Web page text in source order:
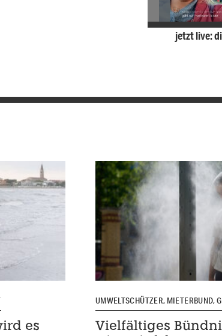
jetzt live:
es
UMWELTSCHÜTZER, MIETERBUND,
Vielfältiges